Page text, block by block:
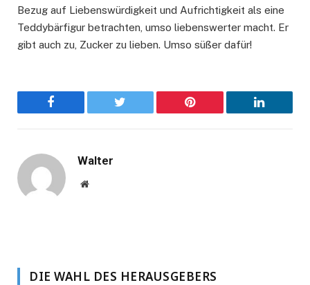
Bezug auf Liebenswürdigkeit und Aufrichtigkeit als eine
Teddybärfigur betrachten, umso liebenswerter macht. Er
gibt auch zu, Zucker zu lieben. Umso süßer dafür!
Facebook Twitter Pinterest LinkedIn
Walter
Website
DIE WAHL DES HERAUSGEBERS